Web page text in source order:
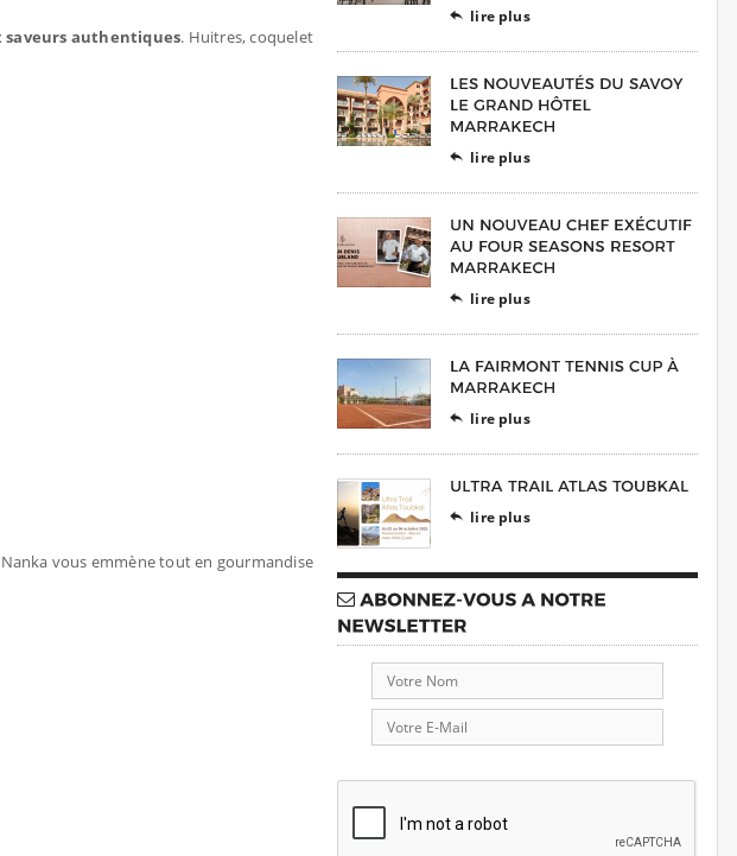
saveurs authentiques. Huitres, coquelet
Nanka vous emmène tout en gourmandise
 lire plus
 lire plus
 lire plus
 lire plus
 lire plus